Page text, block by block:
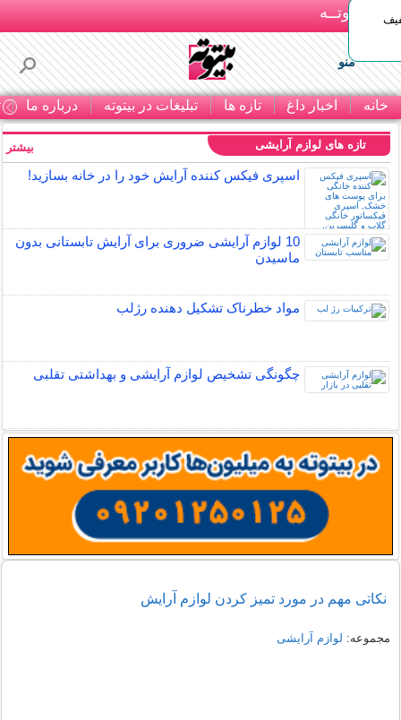
بـیتوتــه
منو
خانه اخبار داغ تازه ها تبلیغات در بیتوته درباره ما
50% تخفیف
تازه های لوازم آرایشی
اسپری فیکس کننده آرایش خود را در خانه بسازید!
10 لوازم آرایشی ضروری برای آرایش تابستانی بدون
ماسیدن
مواد خطرناک تشکیل دهنده رژلب
چگونگی تشخیص لوازم آرایشی و بهداشتی تقلبی
بیشتر
نکاتی مهم در مورد تمیز کردن لوازم آرایش
مجموعه: لوازم آرایشی